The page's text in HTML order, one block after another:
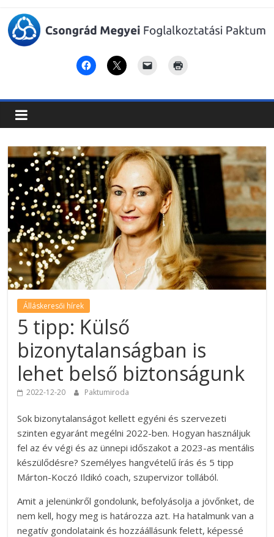
Csongrád
Megyei
Foglalkoztatási
Paktum
Álláskeresői hírek
5 tipp: Külső
bizonytalanságban is
lehet belső biztonságunk
2022-12-20 Paktumiroda
Sok bizonytalanságot kellett egyéni és szervezeti
szinten egyaránt megélni 2022-ben. Hogyan használjuk
fel az év végi és az ünnepi időszakot a 2023-as mentális
készülődésre? Személyes hangvételű írás és 5 tipp
Márton-Koczó Ildikó coach, szupervizor tollából.
Amit a jelenünkről gondolunk, befolyásolja a jövőnket, de
nem kell, hogy meg is határozza azt. Ha hatalmunk van a
negatív gondolataink és hozzáállásunk felett, képessé